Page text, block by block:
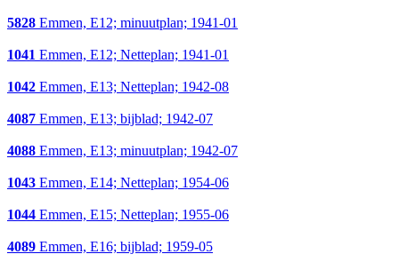
5828 Emmen, E12; minuutplan; 1941-01
1041 Emmen, E12; Netteplan; 1941-01
1042 Emmen, E13; Netteplan; 1942-08
4087 Emmen, E13; bijblad; 1942-07
4088 Emmen, E13; minuutplan; 1942-07
1043 Emmen, E14; Netteplan; 1954-06
1044 Emmen, E15; Netteplan; 1955-06
4089 Emmen, E16; bijblad; 1959-05